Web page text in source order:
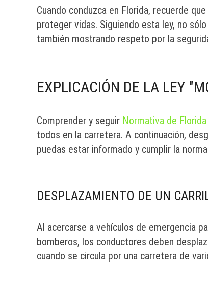
Cuando conduzca en Florida, recuerde
proteger vidas. Siguiendo esta ley, no
también mostrando respeto por la
EXPLICACIÓN DE LA LEY
Comprender y seguir Normativa de
todos en la carretera. A continuación,
puedas estar informado y cumplir la
DESPLAZAMIENTO DE UN
Al acercarse a vehículos de emergencia
bomberos, los conductores deben
cuando se circula por una carretera de